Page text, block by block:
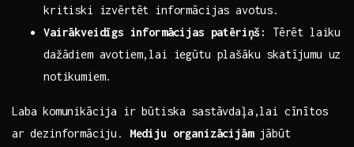
kritiski izvērtēt informācijas avotus.
Vairākveidīgs⁤ informācijas ‌patēriņš:
Tērēt laiku
dažādiem avotiem,lai iegūtu plašāku​ skatījumu uz
notikumiem.
Laba ⁤komunikācija ir būtiska sastāvdaļa,lai cīnītos
ar⁣ dezinformāciju. Mediju organizācijāmjābūt